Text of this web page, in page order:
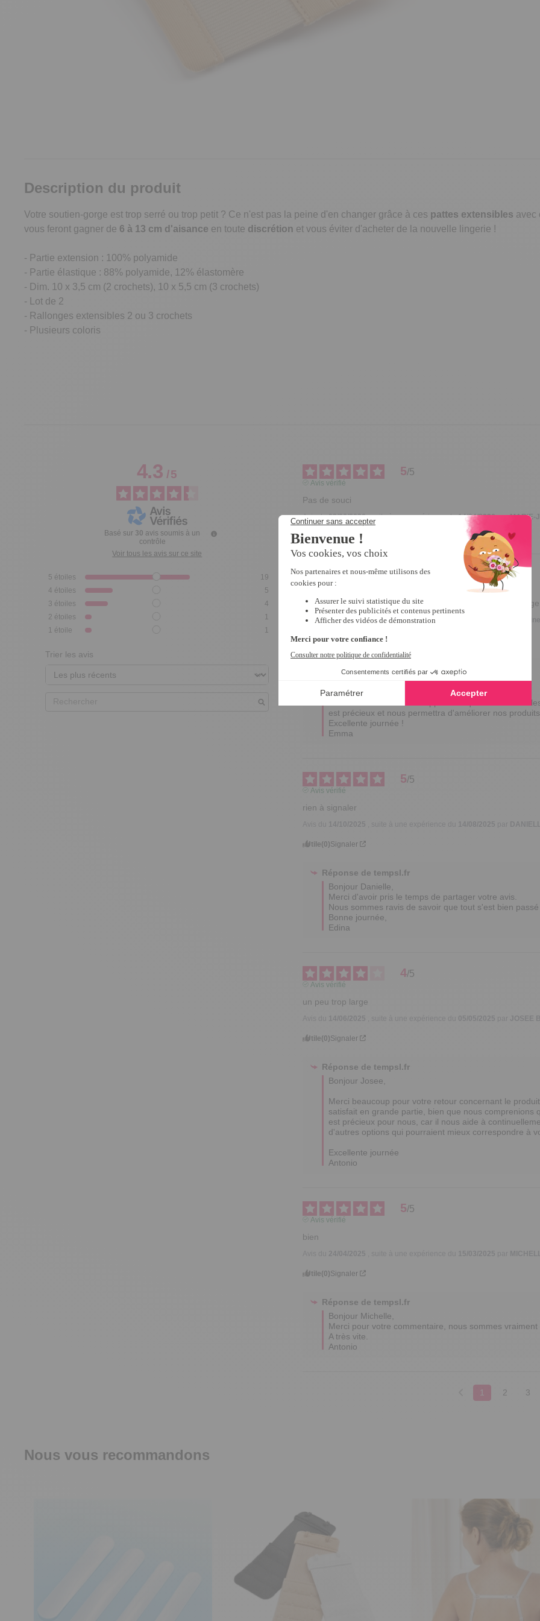
Description du produit
Votre soutien-gorge est trop serré ou trop petit ? Ce n'est pas la peine d'en changer grâce à ces pattes extensibles avec
vous feront gagner de 6 à 13 cm d'aisance en toute discrétion et vous éviter d'acheter de la nouvelle lingerie !
- Partie extension : 100% polyamide
- Partie élastique : 88% polyamide, 12% élastomère
- Dim. 10 x 3,5 cm (2 crochets), 10 x 5,5 cm (3 crochets)
- Lot de 2
- Rallonges extensibles 2 ou 3 crochets
- Plusieurs coloris
4.3/5
Basé sur 30 avis soumis à un
contrôle
Voir tous les avis sur ce site
5 étoiles
19
4 étoiles
5
3 étoiles
4
2 étoiles
1
1 étoile 1
Trier les avis
5/5
Avis vérifié
Pas de souci
Avis du02/06/2026 , suite à une expérience du14/04/2026 parMARIE-
Utile(0)Signaler
3/5
Avis vérifié
L'écart entre les attaches est trop grand pour le soutien-gorge
Avis du13/11/2025 , suite à une expérience du
Utile(0) Signaler
Réponse de
tempsl.fr
Merci d'avoir partagé votre avis.
Nous sommes désolés d'apprendre que l'écart entre
est précieux et nous permettra d'améliorer nos
Excellente journée !
Emma
5/5
Avis vérifié
rien à signaler
14/10/2025 14/08/2025 par
Utile(0)Signaler
Réponse detempsl.fr
Bonjour Danielle,
Merci d'avoir pris le temps de partager votre avis.
Nous sommes ravis de savoir que tout s'est bien
Bonne journée,
Edina
4/5
Avis vérifié
un peu trop large
14/06/2025 05/05/2025 par JOSEE
Utile(0)Signaler
Réponse detempsl.fr
Bonjour Josee,
Merci beaucoup pour votre retour concernant le
satisfait en grande partie, bien que nous
est précieux pour nous, car il nous aide à
d'autres options qui pourraient mieux correspondre à
Excellente journée
Antonio
5/5
Avis vérifié
bien
Utile(0)Signaler
Réponse detempsl.fr
Bonjour Michelle,
Merci pour votre commentaire, nous sommes
A très vite.
Antonio
1 2 3
Nous vous recommandons